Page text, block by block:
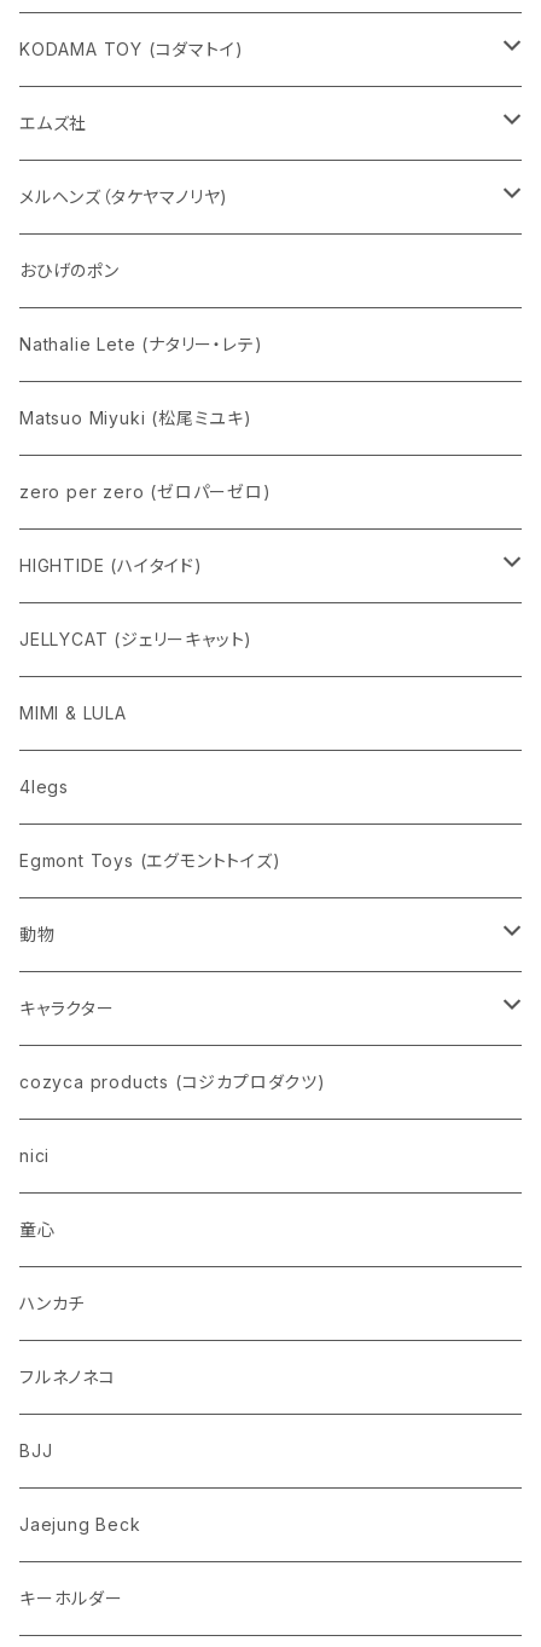
KODAMA TOY (コダマトイ)
チャーミーちゃん
五型動物
Eddie パンダ
エムズ社
デコちゃん
クマちゃん
メルヘンズ（タケヤマノリヤ)
ケロペチーノ
おひげのポン
Nathalie Lete (ナタリー・レテ)
Matsuo Miyuki (松尾ミユキ)
zero per zero (ゼロパーゼロ)
HIGHTIDE (ハイタイド)
ニューレトロ
penco
nahe
pppppins（ピーーーーンズ）
JELLYCAT (ジェリーキャット)
MIMI & LULA
4legs
Egmont Toys (エグモントトイズ)
動物
ネコ
イヌ
トイプードル
柴犬
ポメラニアン
コーギー
ウザギ
パンダ
リス
クマ
ゾウ
トリ
キャラクター
スヌーピー
モンチッチ
ムーミン
ちいかわ
ミッフィー
Richard Scarry (リチャード・スキャリー)
おぱんちゅうさぎ/んぽちゃむ
cozyca products (コジカプロダクツ)
nici
童心
ハンカチ
フルネノネコ
BJJ
Jaejung Beck
キーホルダー